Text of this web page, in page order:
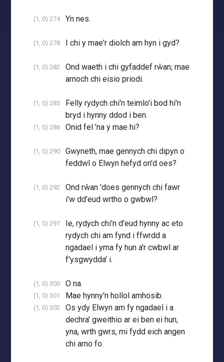
(1, 0) 274 Yn nes.
(1, 0) 278 I chi y mae'r diolch am hyn i gyd?
(1, 0) 282
Ond waeth i chi gyfaddef rŵan; mae
arnoch chi eisio priodi.
(1, 0) 285
Felly rydych chi'n teimlo'i bod hi'n
bryd i hynny ddod i ben.
(1, 0) 286 Onid fel 'na y mae hi?
(1, 0) 290
Gwyneth, mae gennych chi dipyn o
feddwl o Elwyn hefyd on'd oes?
(1, 0) 292
Ond rŵan 'does gennych chi fawr
i'w dd'eud wrtho o gwbwl?
(1, 0) 297
Ie, rydych chi'n d'eud hynny ac eto
rydych chi am fynd i ffwrdd a
ngadael i yma fy hun a'r cwbwl ar
f'ysgwydda' i.
(1, 0) 300 O na.
(1, 0) 301 Mae hynny'n hollol amhosib.
(1, 0) 302
Os ydy Elwyn am fy ngadael i a
dechra' gweithio ar ei ben ei hun,
yna, wrth gwrs, mi fydd eich angen
chi arno fo.